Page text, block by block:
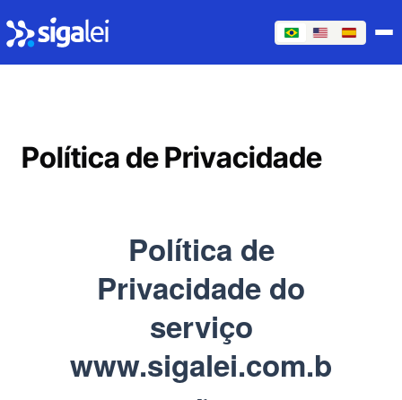
Política de Privacidade
Política de
Privacidade do
serviço
www.sigalei.com.b